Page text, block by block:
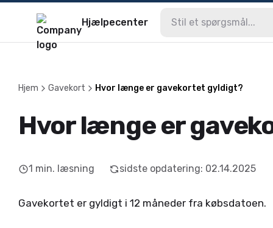
Hjælpecenter
Hjem Gavekort Hvor længe er gavekortet gyldigt?
Hvor længe er
1 min. læsning sidste opdatering: 02.14.2025
Gavekortet er gyldigt i 12 måneder fra købsdatoen.